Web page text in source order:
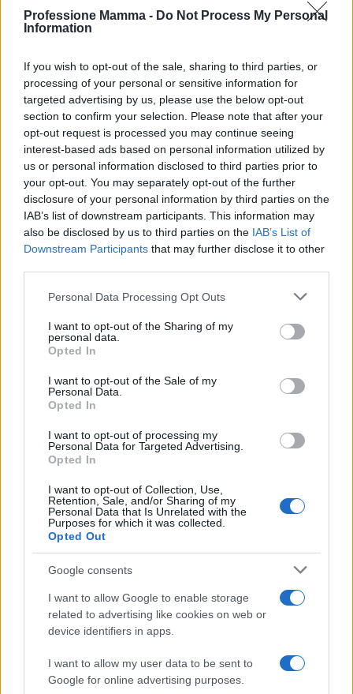
Professione Mamma - Do Not Process My Personal
Information
If you wish to opt-out of the sale, sharing to third parties, or
processing of your personal or sensitive information for
targeted advertising by us, please use the below opt-out
section to confirm your selection. Please note that after your
opt-out request is processed you may continue seeing
interest-based ads based on personal information utilized by
us or personal information disclosed to third parties prior to
your opt-out. You may separately opt-out of the further
disclosure of your personal information by third parties on the
IAB’s list of downstream participants. This information may
also be disclosed by us to third parties on the IAB’s List of
Downstream Participants that may further disclose it to other
Please note that this website/app uses one or more Google
not limited to your visit or usage behaviour. You may click to
grant or deny consent to Google and its third-party tags to
use your data for below specified purposes in below Google
consent section.
Personal Data Processing Opt Outs
I want to opt-out of the Sharing of my
personal data.
Opted In
I want to opt-out of the Sale of my
Personal Data.
Opted In
I want to opt-out of processing my
Personal Data for Targeted Advertising.
Opted In
I want to opt-out of Collection, Use,
Retention, Sale, and/or Sharing of my
Personal Data that Is Unrelated with the
Purposes for which it was collected.
Opted Out
Google consents
I want to allow Google to enable storage
related to advertising like cookies on web or
device identifiers in apps.
I want to allow my user data to be sent to
Google for online advertising purposes.
Continua a leggere
NEWS E ATTUALITÀ
ICA Milano presenta mostre, concerti e letture per
l’autunno 2026
NEWS E ATTUALITÀ
Codacons denuncia: i problemi che affliggono la Sicilia
tra carburanti, spiagge e incendi